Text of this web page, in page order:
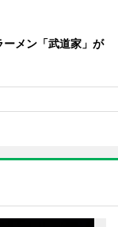
メン「武道家」が